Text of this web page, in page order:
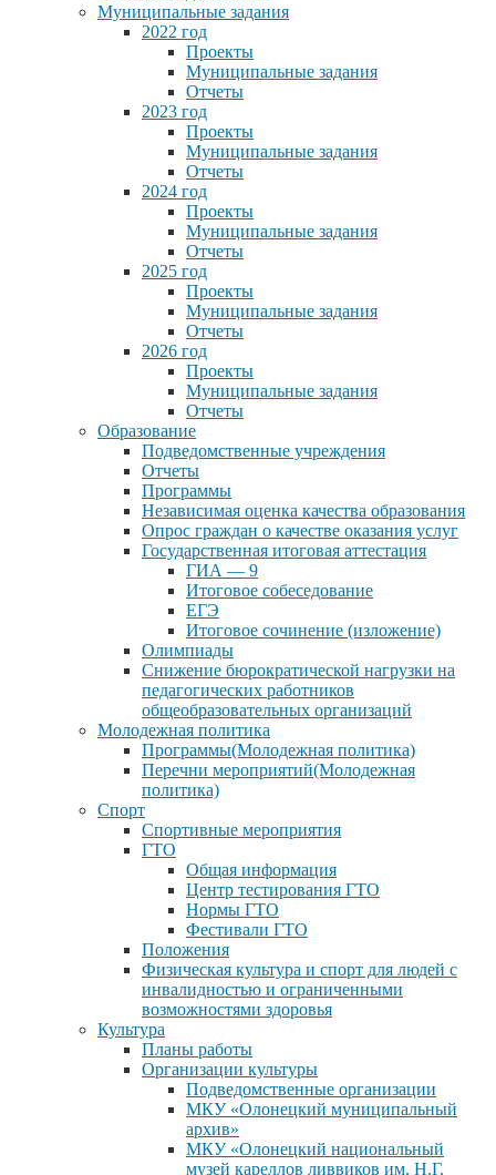
Муниципальные задания
2022 год
Проекты
Муниципальные задания
Отчеты
2023 год
Проекты
Муниципальные задания
Отчеты
2024 год
Проекты
Муниципальные задания
Отчеты
2025 год
Проекты
Муниципальные задания
Отчеты
2026 год
Проекты
Муниципальные задания
Отчеты
Образование
Подведомственные учреждения
Отчеты
Программы
Независимая оценка качества образования
Опрос граждан о качестве оказания услуг
Государственная итоговая аттестация
ГИА — 9
Итоговое собеседование
ЕГЭ
Итоговое сочинение (изложение)
Олимпиады
Снижение бюрократической нагрузки на
педагогических работников
общеобразовательных организаций
Молодежная политика
Программы(Молодежная политика)
Перечни мероприятий(Молодежная
политика)
Спорт
Спортивные мероприятия
ГТО
Общая информация
Центр тестирования ГТО
Нормы ГТО
Фестивали ГТО
Положения
Физическая культура и спорт для людей с
инвалидностью и ограниченными
возможностями здоровья
Культура
Планы работы
Организации культуры
Подведомственные организации
МКУ «Олонецкий муниципальный
архив»
МКУ «Олонецкий национальный
музей кареллов ливвиков им. Н.Г.